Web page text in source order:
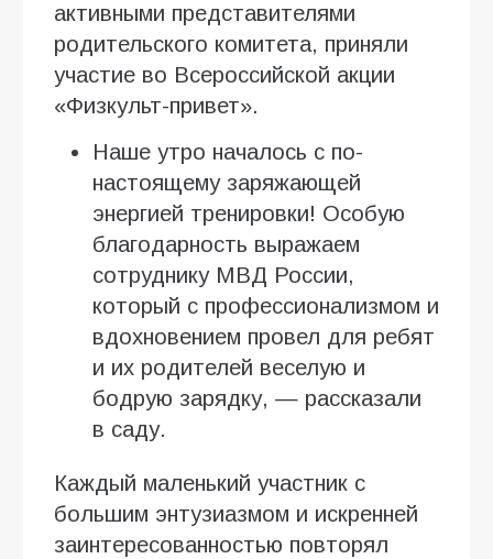
активными представителями
родительского комитета, приняли
участие во Всероссийской акции
«Физкульт-привет».
Наше утро началось с по-
настоящему заряжающей
энергией тренировки! Особую
благодарность выражаем
сотруднику МВД России,
который с профессионализмом и
вдохновением провел для ребят
и их родителей веселую и
бодрую зарядку, — рассказали
в саду.
Каждый маленький участник с
большим энтузиазмом и искренней
заинтересованностью повторял